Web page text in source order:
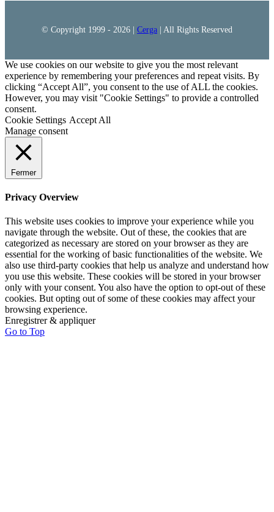
© Copyright 1999 - 2026 | Cerga | All Rights Reserved
We use cookies on our website to give you the most relevant
experience by remembering your preferences and repeat visits. By
clicking “Accept All”, you consent to the use of ALL the cookies.
However, you may visit "Cookie Settings" to provide a controlled
consent.
Cookie Settings Accept All
Manage consent
Fermer
Privacy Overview
This website uses cookies to improve your experience while you
navigate through the website. Out of these, the cookies that are
categorized as necessary are stored on your browser as they are
essential for the working of basic functionalities of the website. We
also use third-party cookies that help us analyze and understand how
you use this website. These cookies will be stored in your browser
only with your consent. You also have the option to opt-out of these
cookies. But opting out of some of these cookies may affect your
browsing experience.
Enregistrer & appliquer
Go to Top